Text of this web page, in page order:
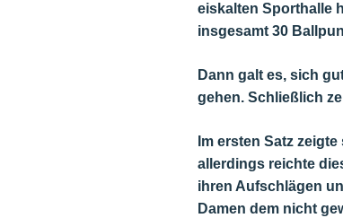
eiskalten Sporthalle
insgesamt 30
Dann galt es, sich
gehen. Schließlich
Im ersten Satz
allerdings reichte
ihren Aufschlägen
Damen dem nicht